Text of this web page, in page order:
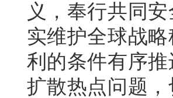
义，奉行共同
实维护全球战
利的条件有序
扩散热点问题